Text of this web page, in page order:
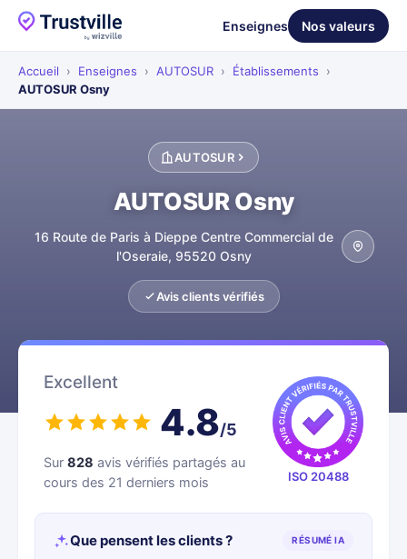
Enseignes Nos valeurs
Accueil › Enseignes › AUTOSUR › Établissements
›
AUTOSUR Osny
AUTOSUR
AUTOSUR Osny
16 Route de Paris à Dieppe Centre Commercial de
l'Oseraie, 95520 Osny
Avis clients vérifiés
Excellent
4.8/5
Sur 828 avis vérifiés partagés au
cours des 21 derniers mois
ISO 20488
Que pensent les clients ? RÉSUMÉ IA